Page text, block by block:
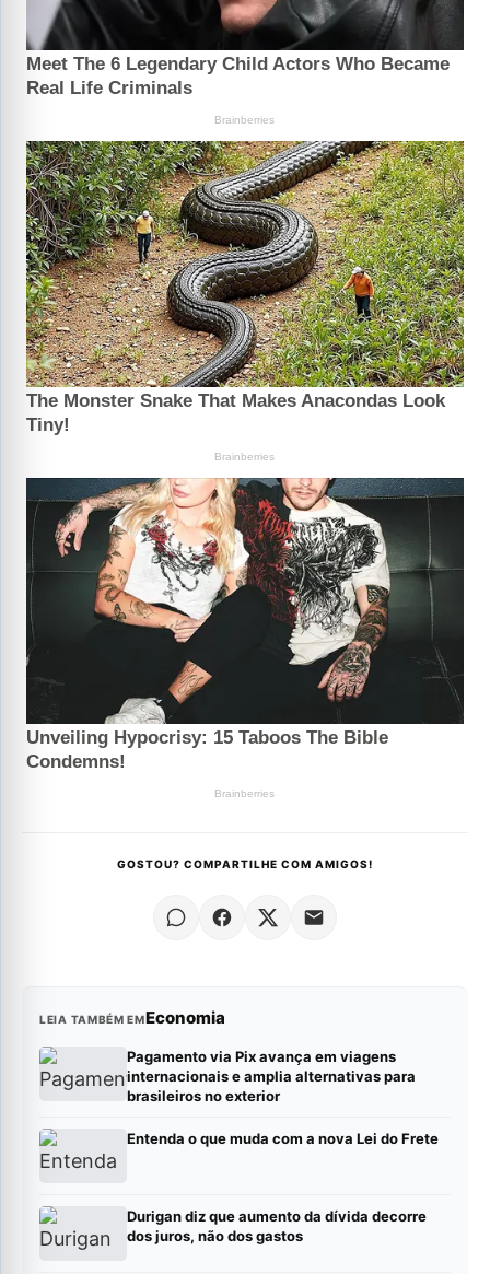
GOSTOU? COMPARTILHE COM AMIGOS!
LEIA TAMBÉM EMEconomia
Pagamento via Pix avança em viagens
internacionais e amplia alternativas para
brasileiros no exterior
Entenda o que muda com a nova Lei do Frete
Durigan diz que aumento da dívida decorre
dos juros, não dos gastos